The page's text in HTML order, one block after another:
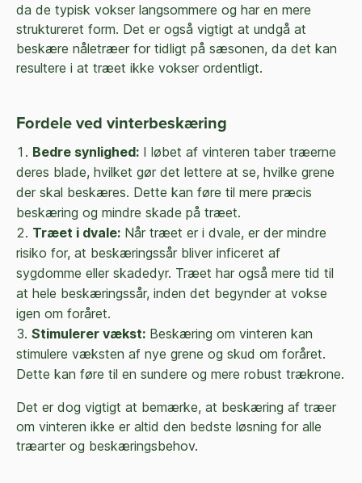
da de typisk vokser langsommere og har en mere
struktureret form. Det er også vigtigt at undgå at
beskære nåletræer for tidligt på sæsonen, da det kan
resultere i at træet ikke vokser ordentligt.
Fordele ved vinterbeskæring
Bedre synlighed: I løbet af vinteren taber træerne
deres blade, hvilket gør det lettere at se, hvilke grene
der skal beskæres. Dette kan føre til mere præcis
beskæring og mindre skade på træet.
Træet i dvale: Når træet er i dvale, er der mindre
risiko for, at beskæringssår bliver inficeret af
sygdomme eller skadedyr. Træet har også mere tid til
at hele beskæringssår, inden det begynder at vokse
igen om foråret.
Stimulerer vækst: Beskæring om vinteren kan
stimulere væksten af nye grene og skud om foråret.
Dette kan føre til en sundere og mere robust trækrone.
Det er dog vigtigt at bemærke, at beskæring af træer
om vinteren ikke er altid den bedste løsning for alle
træarter og beskæringsbehov.